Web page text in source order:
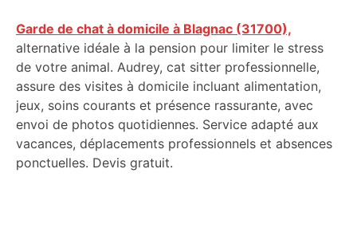
Garde de chat à domicile à Blagnac (31700),
alternative idéale à la pension pour limiter le stress
de votre animal. Audrey, cat sitter professionnelle,
assure des visites à domicile incluant alimentation,
jeux, soins courants et présence rassurante, avec
envoi de photos quotidiennes. Service adapté aux
vacances, déplacements professionnels et absences
ponctuelles. Devis gratuit.